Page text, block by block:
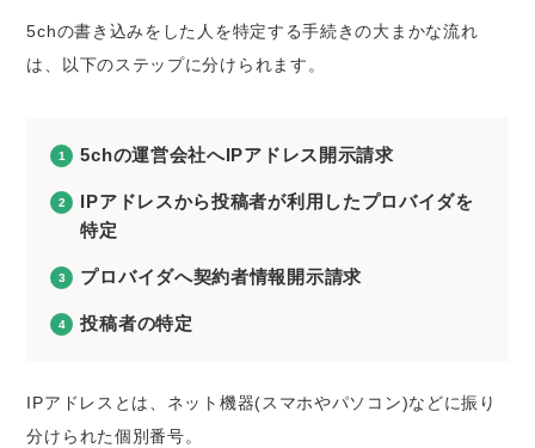
5chの書き込みをした人を特定する手続きの大まかな流れ
は、以下のステップに分けられます。
5chの運営会社へIPアドレス開示請求
IPアドレスから投稿者が利用したプロバイダを
特定
プロバイダへ契約者情報開示請求
投稿者の特定
IPアドレスとは、ネット機器(スマホやパソコン)などに振り
分けられた個別番号。